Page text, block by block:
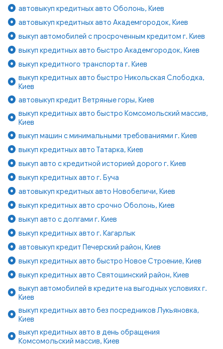
автовыкуп кредитных авто Оболонь, Киев
автовыкуп кредитных авто Академгородок, Киев
выкуп автомобилей с просроченным кредитом г. Киев
выкуп кредитных авто быстро Академгородок, Киев
выкуп кредитного транспорта г. Киев
выкуп кредитных авто быстро Никольская Слободка,
Киев
автовыкуп кредит Ветряные горы, Киев
выкуп кредитных авто быстро Комсомольский массив,
Киев
выкуп машин с минимальными требованиями г. Киев
выкуп кредитных авто Татарка, Киев
выкуп авто с кредитной историей дорого г. Киев
выкуп кредитных авто г. Буча
автовыкуп кредитных авто Новобеличи, Киев
выкуп кредитных авто срочно Оболонь, Киев
выкуп авто с долгами г. Киев
выкуп кредитных авто г. Кагарлык
автовыкуп кредит Печерский район, Киев
выкуп кредитных авто быстро Новое Строение, Киев
выкуп кредитных авто Святошинский район, Киев
выкуп автомобилей в кредите на выгодных условиях г.
Киев
выкуп кредитных авто без посредников Лукьяновка,
Киев
выкуп кредитных авто в день обращения
Комсомольский массив, Киев